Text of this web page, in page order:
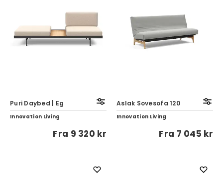
Puri Daybed | Eg
Innovation Living
Fra 9 320 kr
Aslak Sovesofa 120
Innovation Living
Fra 7 045 kr